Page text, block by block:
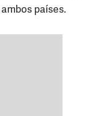
países.